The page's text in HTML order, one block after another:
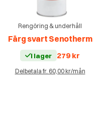
Rengöring & underhåll
Färg svart Senotherm
I lager 279 kr
Delbetala fr. 60,00 kr/mån